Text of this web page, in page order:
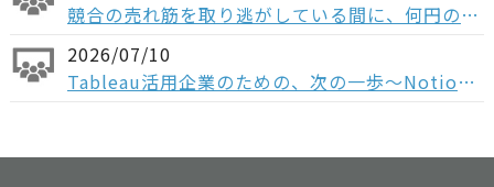
競合の売れ筋を取り逃がしている間に、何円の機会損失が起きているか ─ 競合データをもとに、売上機会を最大化させるための活用例をご紹介
2026/07/10
Tableau活用企業のための、次の一歩〜Notionで実現する 意思決定と実行の一気通貫～